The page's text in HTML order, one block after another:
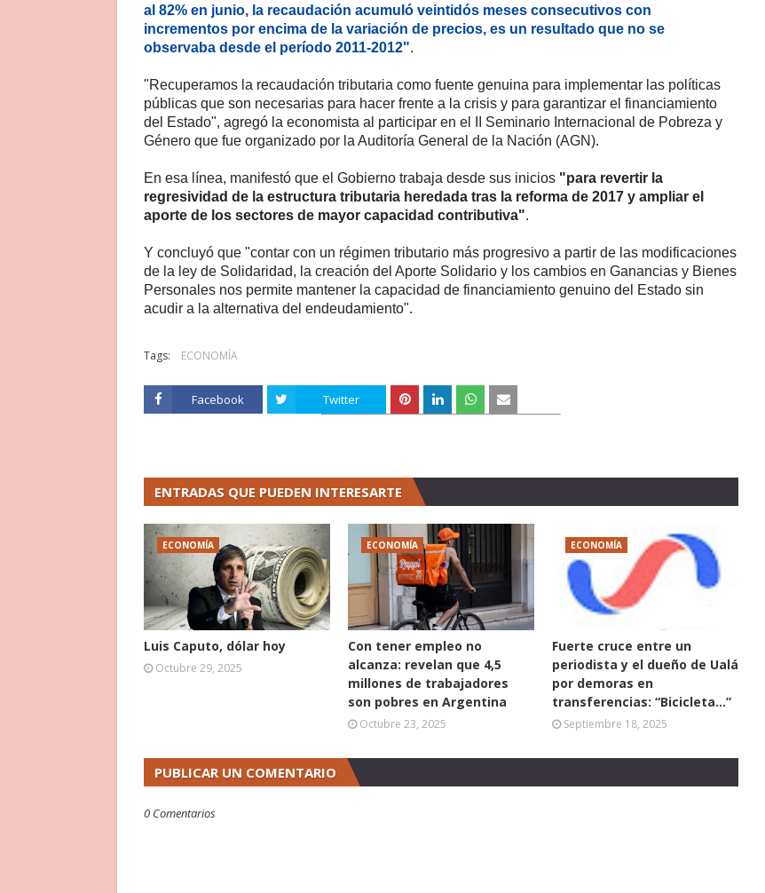
al 82% en junio, la recaudación acumuló veintidós meses consecutivos con
incrementos por encima de la variación de precios, es un resultado que no se
observaba desde el período 2011-2012".
"Recuperamos la recaudación tributaria como fuente genuina para implementar las políticas
públicas que son necesarias para hacer frente a la crisis y para garantizar el financiamiento
del Estado", agregó la economista al participar en el II Seminario Internacional de Pobreza y
Género que fue organizado por la Auditoría General de la Nación (AGN).
En esa línea, manifestó que el Gobierno trabaja desde sus inicios "para revertir la
regresividad de la estructura tributaria heredada tras la reforma de 2017 y ampliar el
aporte de los sectores de mayor capacidad contributiva".
Y concluyó que "contar con un régimen tributario más progresivo a partir de las modificaciones
de la ley de Solidaridad, la creación del Aporte Solidario y los cambios en Ganancias y Bienes
Personales nos permite mantener la capacidad de financiamiento genuino del Estado sin
acudir a la alternativa del endeudamiento".
Tags: ECONOMÍA
Facebook Twitter
ENTRADAS QUE PUEDEN INTERESARTE
ECONOMÍA
Luis Caputo, dólar hoy
Octubre 29, 2025
ECONOMÍA
Con tener empleo no
alcanza: revelan que 4,5
millones de trabajadores
son pobres en Argentina
Octubre 23, 2025
ECONOMÍA
Fuerte cruce entre un
periodista y el dueño de Ualá
por demoras en
transferencias: “Bicicleta...”
Septiembre 18, 2025
PUBLICAR UN COMENTARIO
0 Comentarios